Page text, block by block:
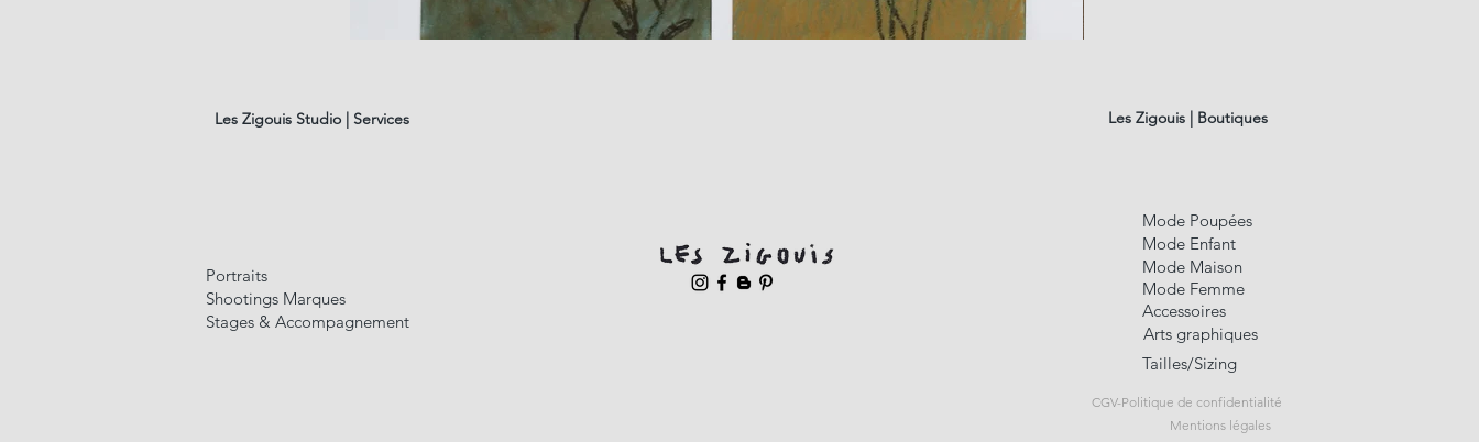
Les Zigouis Studio | Services Les Zigouis | Boutiques
Mode Poupées
Portraits
Shootings Marques
Stages & Accompagnement
Mode Enfant
Mode Maison
Mode Femme
Accessoires
Arts graphiques
Tailles/Sizing
CGV-Politique de confidentialité
Mentions légales